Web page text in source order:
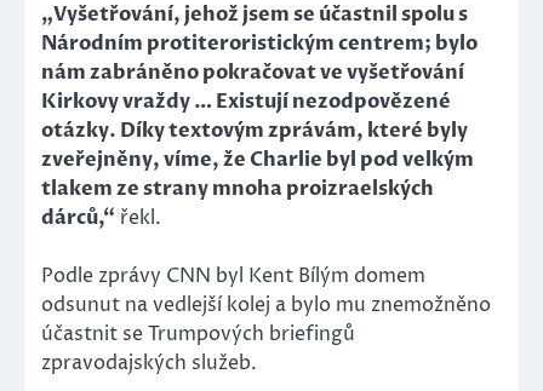
„Vyšetřování, jehož jsem se účastnil spolu s
Národním protiteroristickým centrem; bylo
nám zabráněno pokračovat ve vyšetřování
Kirkovy vraždy … Existují nezodpovězené
otázky. Díky textovým zprávám, které byly
zveřejněny, víme, že Charlie byl pod velkým
tlakem ze strany mnoha proizraelských
dárců,“ řekl.
Podle zprávy CNN byl Kent Bílým domem
odsunut na vedlejší kolej a bylo mu znemožněno
účastnit se Trumpových briefingů
zpravodajských služeb.